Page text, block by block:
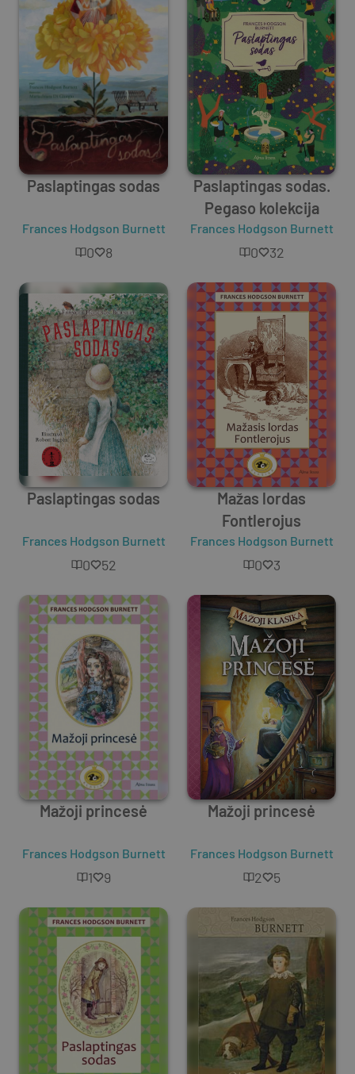
Paslaptingas sodas
Frances Hodgson Burnett
0 8
Paslaptingas sodas.
Pegaso kolekcija
Frances Hodgson Burnett
0 32
Paslaptingas sodas
Frances Hodgson Burnett
0 52
Mažas lordas
Fontlerojus
Frances Hodgson Burnett
0 3
Mažoji princesė
Frances Hodgson Burnett
1 9
Mažoji princesė
Frances Hodgson Burnett
2 5